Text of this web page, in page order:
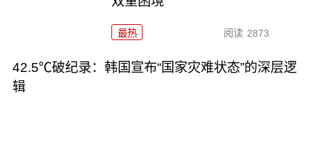
最热 阅读 2873
42.5℃破纪录：韩国宣布“国家灾难状态”的深层逻
辑